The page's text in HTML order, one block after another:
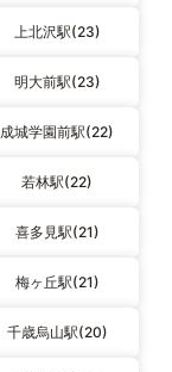
上北沢駅(23)
明大前駅(23)
成城学園前駅(22)
若林駅(22)
喜多見駅(21)
梅ヶ丘駅(21)
千歳烏山駅(20)